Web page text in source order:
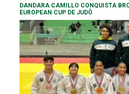
DANDARA CAMILLO CONQUISTA
EUROPEAN CUP DE JUDÔ